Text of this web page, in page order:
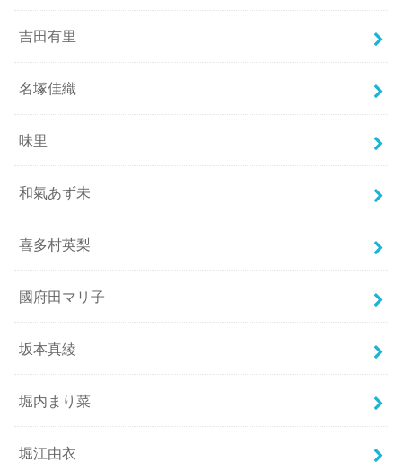
吉田有里
名塚佳織
味里
和氣あず未
喜多村英梨
國府田マリ子
坂本真綾
堀内まり菜
堀江由衣